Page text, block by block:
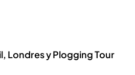
Londres y Plogging Tour